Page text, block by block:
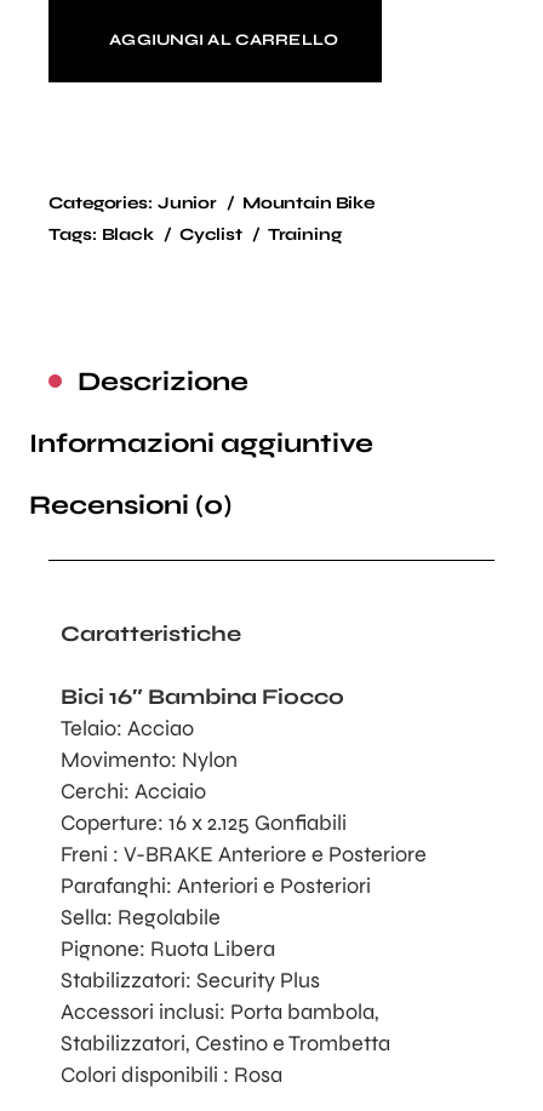
AGGIUNGI AL CARRELLO
Categories: Junior
Mountain Bike
Tags: Black Cyclist Training
Descrizione
Informazioni aggiuntive
Recensioni (0)
Caratteristiche
Bici 16″ Bambina Fiocco
Telaio: Acciao
Movimento: Nylon
Cerchi: Acciaio
Coperture: 16 x 2.125 Gonfiabili
Freni : V-BRAKE Anteriore e Posteriore
Parafanghi: Anteriori e Posteriori
Sella: Regolabile
Pignone: Ruota Libera
Stabilizzatori: Security Plus
Accessori inclusi: Porta bambola,
Stabilizzatori, Cestino e Trombetta
Colori disponibili : Rosa